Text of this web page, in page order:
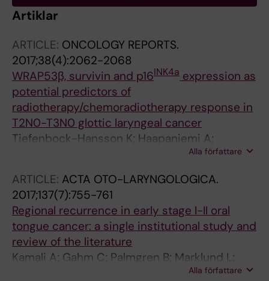
Artiklar
ARTICLE: ONCOLOGY REPORTS.
2017;38(4):2062-2068
WRAP53β, survivin and p16INK4a expression as
potential predictors of
radiotherapy/chemoradiotherapy response in
T2N0-T3N0 glottic laryngeal cancer
Tiefenbock-Hansson K; Haapaniemi A;
Farnebo L; Palmgren B; Tarkkanen J; Farnebo
Roberg K
Alla författare
ARTICLE: ACTA OTO-LARYNGOLOGICA.
2017;137(7):755-761
Regional recurrence in early stage I-II oral
tongue cancer: a single institutional study and
review of the literature
Kamali A; Gahm C; Palmgren B; Marklund L;
Halle M; Hammarstedt-Nordenvall LAlla författare